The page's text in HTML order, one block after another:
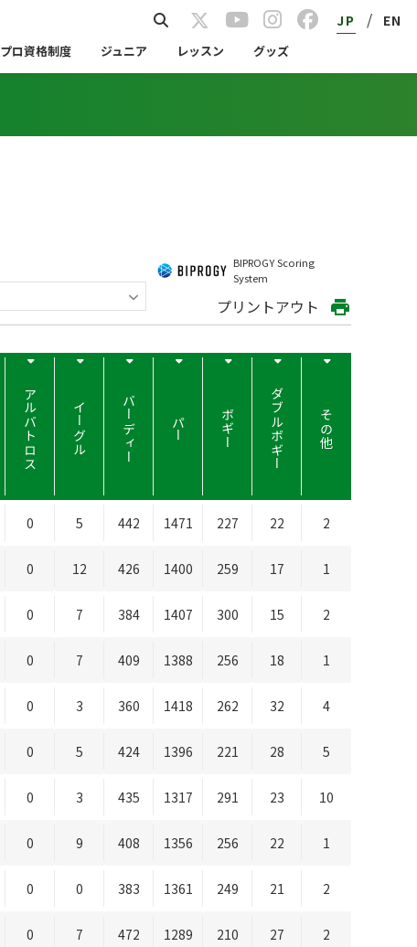
JP / EN
プロ資格制度 ジュニア レッスン グッズ
BIPROGY Scoring
System
プリントアウト print
アルバトロス イーグル バーディー パー ボギー ダブルボギー その他
0 5 442 1471 227 22 2
0 12 426 1400 259 17 1
0 7 384 1407 300 15 2
0 7 409 1388 256 18 1
0 3 360 1418 262 32 4
0 5 424 1396 221 28 5
0 3 435 1317 291 23 10
0 9 408 1356 256 22 1
0 0 383 1361 249 21 2
0 7 472 1289 210 27 2